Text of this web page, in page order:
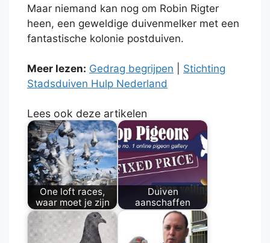
Maar niemand kan nog om Robin Rigter
heen, een geweldige duivenmelker met een
fantastische kolonie postduiven.
Meer lezen: Gedrag begrijpen
Stichting
Stadsduiven Hulp Nederland
Lees ook deze artikelen
One loft races,
waar moet je zijn
Duiven
aanschaffen